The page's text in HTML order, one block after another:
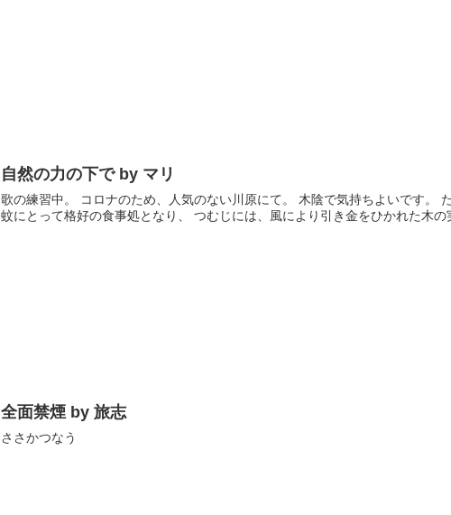
自然の力の下で by マリ
歌の練習中。 コロナのため、人気のない川原にて。 木陰で気持ちよいです。
蚊にとって格好の食事処となり、 つむじには、風により引き金をひかれた木
全面禁煙 by 旅志
ささかつなう